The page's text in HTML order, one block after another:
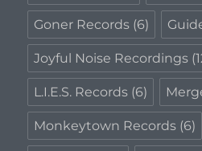
Goner Records (6)
Joyful Noise Recordings
L.I.E.S. Records (6)
Monkeytown Records (6)